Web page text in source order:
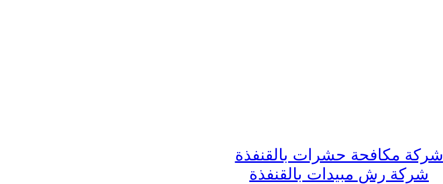
شركة مكافحة حشرات بالقنفذة
شركة رش مبيدات بالقنفذة